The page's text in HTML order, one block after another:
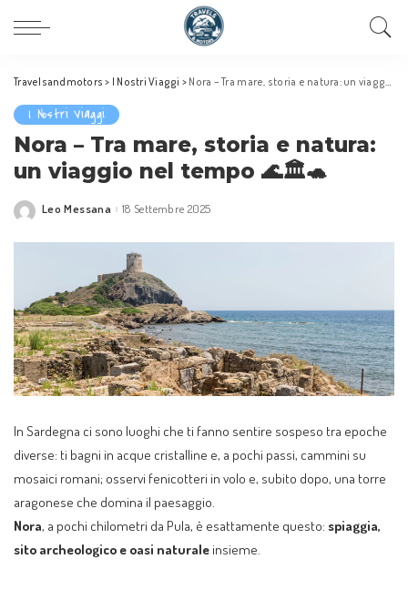
Travelsandmotors > I Nostri Viaggi > Nora – Tra mare, storia e natura: un viaggio nel tempo 🌊🏛️🐢
I Nostri Viaggi
Nora – Tra mare, storia e natura:
un viaggio nel tempo 🌊🏛️🐢
Posted
Leo Messana 18 Settembre 2025
In Sardegna ci sono luoghi che ti fanno sentire sospeso tra epoche
diverse: ti bagni in acque cristalline e, a pochi passi, cammini su
mosaici romani; osservi fenicotteri in volo e, subito dopo, una torre
aragonese che domina il paesaggio.
Nora, a pochi chilometri da Pula, è esattamente questo: spiaggia,
sito archeologico e oasi naturale insieme.